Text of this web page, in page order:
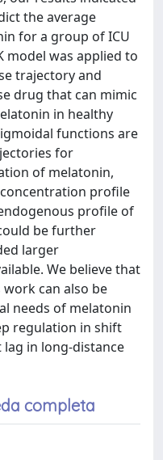
the average
for a group of ICU
model was applied to
trajectory and
drug that can mimic
in healthy
functions are
for
of melatonin,
profile
profile of
be further
larger
We believe that
can also be
needs of melatonin
regulation in shift
in long-distance
completa